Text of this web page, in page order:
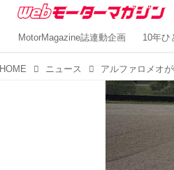
MotorMagazine誌連動企画 10年ひ
HOME ニュース